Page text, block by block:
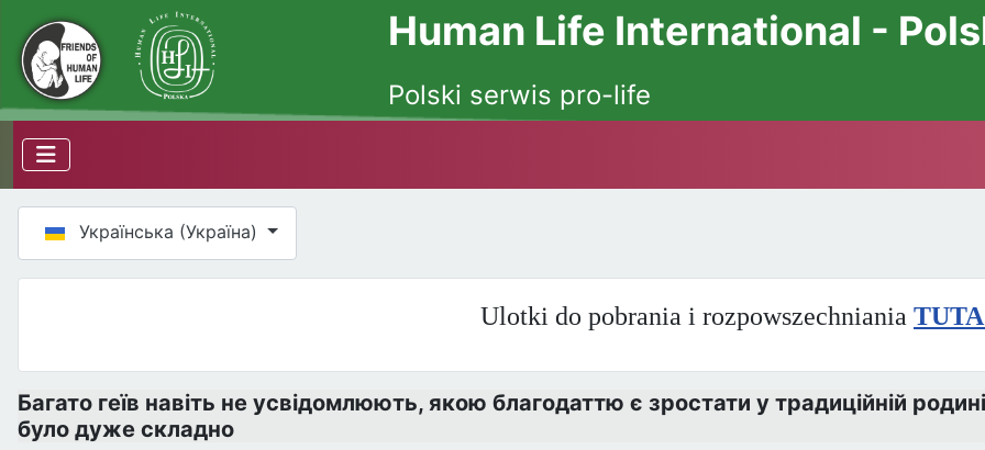
Human Life International -
Polski serwis pro-life
Оберіть свою мову
Українська (Україна)
Ulotki do pobrania i rozpowszechniania
Багато геїв навіть не усвідомлюють, якою благодаттю є зростати у традиційній
було дуже складно